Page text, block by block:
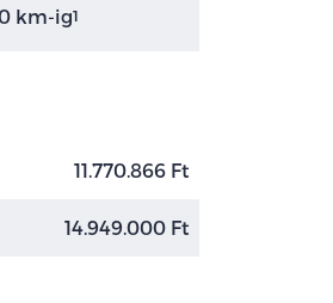
km-ig1
11.770.866 Ft
14.949.000 Ft